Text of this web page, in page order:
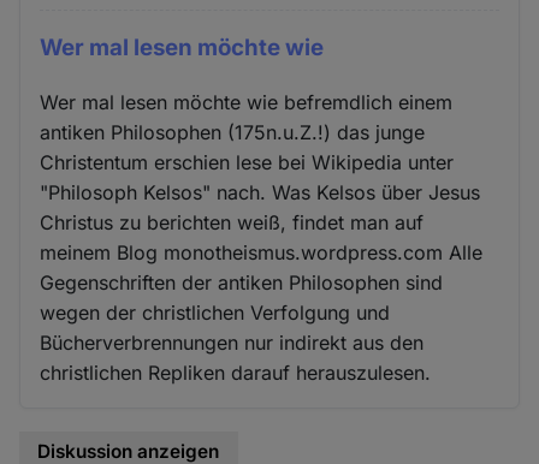
Wer mal lesen möchte wie
Wer mal lesen möchte wie befremdlich einem
antiken Philosophen (175n.u.Z.!) das junge
Christentum erschien lese bei Wikipedia unter
"Philosoph Kelsos" nach. Was Kelsos über Jesus
Christus zu berichten weiß, findet man auf
meinem Blog monotheismus.wordpress.com Alle
Gegenschriften der antiken Philosophen sind
wegen der christlichen Verfolgung und
Bücherverbrennungen nur indirekt aus den
christlichen Repliken darauf herauszulesen.
Diskussion anzeigen